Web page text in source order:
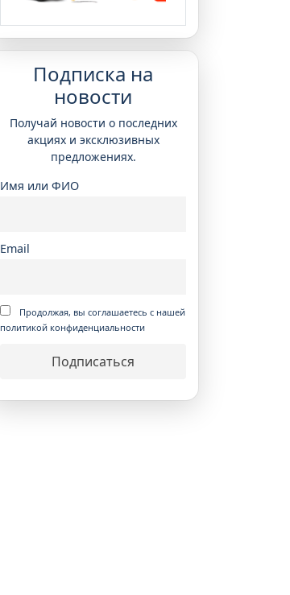
Подписка на
новости
Получай новости о последних
акциях и эксклюзивных
предложениях.
Имя или ФИО
Email
Продолжая, вы соглашаетесь с нашей
политикой конфиденциальности